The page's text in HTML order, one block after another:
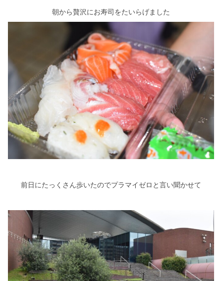
朝から贅沢にお寿司をたいらげました
前日にたっくさん歩いたのでプラマイゼロと言い聞かせて